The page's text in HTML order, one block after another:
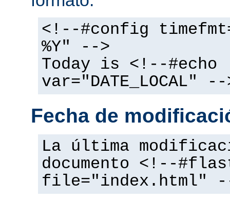
<!--#config
%Y" -->
Today is <!--#echo
var="DATE_LOCAL" --
Fecha de
La última
documento <!--
file="index.html"